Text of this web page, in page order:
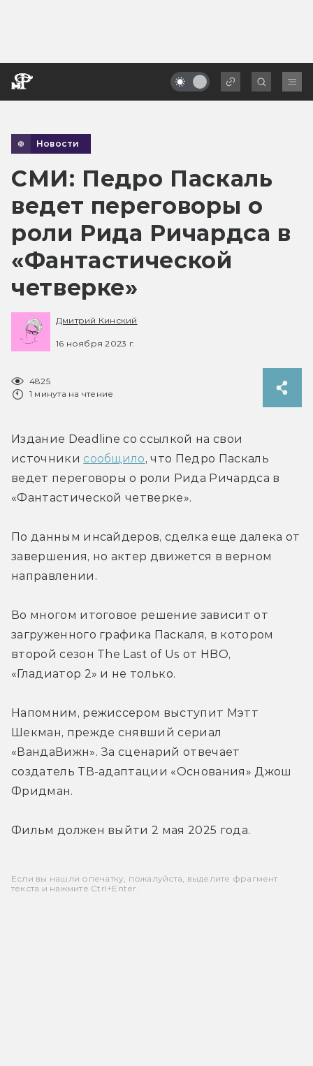
Новости
СМИ: Педро Паскаль
ведет переговоры о
роли Рида Ричардса в
«Фантастической
четверке»
Дмитрий Кинский
16 ноября 2023 г.
4825
1 минута на чтение
Издание Deadline со ссылкой на свои
источники сообщило, что Педро Паскаль
ведет переговоры о роли Рида Ричардса в
«Фантастической четверке».
По данным инсайдеров, сделка еще далека от
завершения, но актер движется в верном
направлении.
Во многом итоговое решение зависит от
загруженного графика Паскаля, в котором
второй сезон The Last of Us от HBO,
«Гладиатор 2» и не только.
Напомним, режиссером выступит Мэтт
Шекман, прежде снявший сериал
«ВандаВижн». За сценарий отвечает
создатель ТВ-адаптации «Основания» Джош
Фридман.
Фильм должен выйти 2 мая 2025 года.
Если вы нашли опечатку, пожалуйста, выделите фрагмент
текста и нажмите Ctrl+Enter.